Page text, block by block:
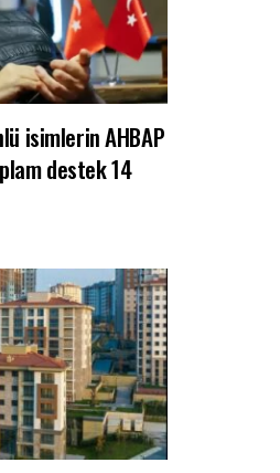
isimlerin AHBAP
destek 14